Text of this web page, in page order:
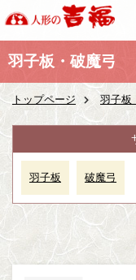
羽子板・破魔弓
トップページ 羽子板
羽子板 破魔弓